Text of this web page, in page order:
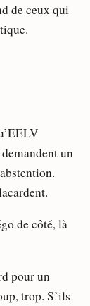
de ceux qui
un
de côté, là
pour un
trop. S’ils